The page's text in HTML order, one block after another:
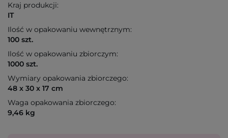
Kraj produkcji:
IT
Ilość w opakowaniu wewnętrznym:
100 szt.
Ilość w opakowaniu zbiorczym:
1000 szt.
Wymiary opakowania zbiorczego:
48 x 30 x 17 cm
Waga opakowania zbiorczego:
9,46 kg